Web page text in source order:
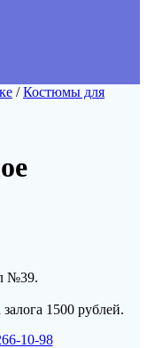
/Костюмы для
№39.
1500 рублей.
10-98